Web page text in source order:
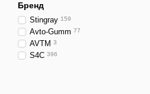
Бренд
Stingray 159
Avto-Gumm 77
AVTM 3
S4C 396